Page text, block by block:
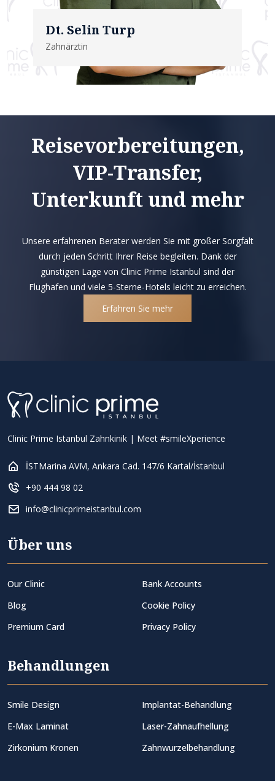
Dt. Selin Turp
Zahnärztin
Reisevorbereitungen,
VIP-Transfer,
Unterkunft und mehr
Unsere erfahrenen Berater werden Sie mit großer Sorgfalt
durch jeden Schritt Ihrer Reise begleiten. Dank der
günstigen Lage von Clinic Prime Istanbul sind der
Flughafen und viele 5-Sterne-Hotels leicht zu erreichen.
Erfahren Sie mehr
Clinic Prime Istanbul Zahnkinik | Meet #smileXperience
İSTMarina AVM, Ankara Cad. 147/6 Kartal/İstanbul
+90 444 98 02
info@clinicprimeistanbul.com
Über uns
Our Clinic
Blog
Premium Card
Bank Accounts
Cookie Policy
Privacy Policy
Behandlungen
Smile Design
E-Max Laminat
Zirkonium Kronen
Implantat-Behandlung
Laser-Zahnaufhellung
Zahnwurzelbehandlung